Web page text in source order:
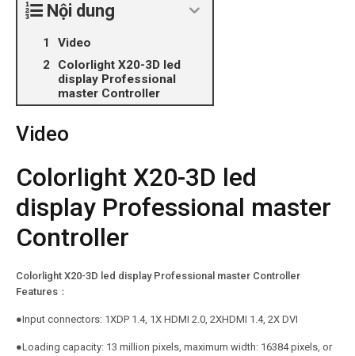
Nội dung
Video
Colorlight X20-3D led
display Professional
master Controller
Video
Colorlight X20-3D led
display Professional master
Controller
Colorlight X20-3D led display Professional master Controller
Features：
●Input connectors: 1XDP 1.4, 1X HDMI 2.0, 2XHDMI 1.4, 2X DVI
●Loading capacity: 13 million pixels, maximum width: 16384 pixels, or